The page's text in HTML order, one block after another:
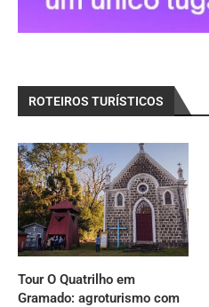
ROTEIROS TURÍSTICOS
Tour O Quatrilho em
Gramado: agroturismo com